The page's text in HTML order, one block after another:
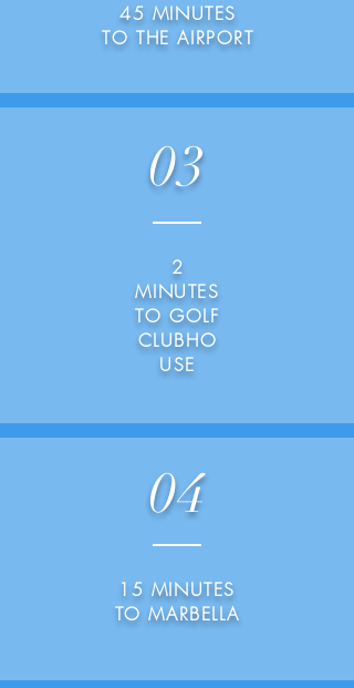
45 MINUTES
TO THE AIRPORT
03
2
MINUTES
TO GOLF
CLUBHO
USE
04
15 MINUTES
TO MARBELLA